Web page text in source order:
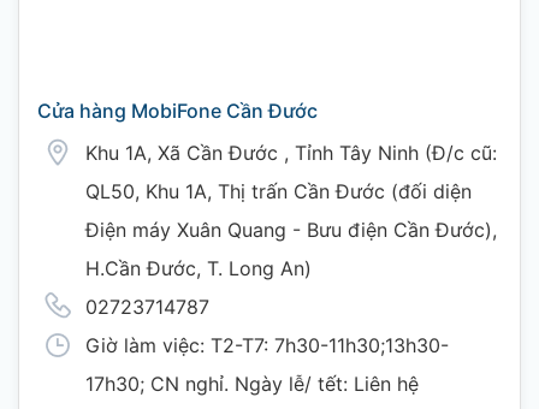
Cửa hàng MobiFone Cần Đước
Khu 1A, Xã Cần Đước , Tỉnh Tây Ninh (Đ/c cũ:
QL50, Khu 1A, Thị trấn Cần Đước (đối diện
Điện máy Xuân Quang - Bưu điện Cần Đước),
H.Cần Đước, T. Long An)
02723714787
Giờ làm việc: T2-T7: 7h30-11h30;13h30-
17h30; CN nghỉ. Ngày lễ/ tết: Liên hệ